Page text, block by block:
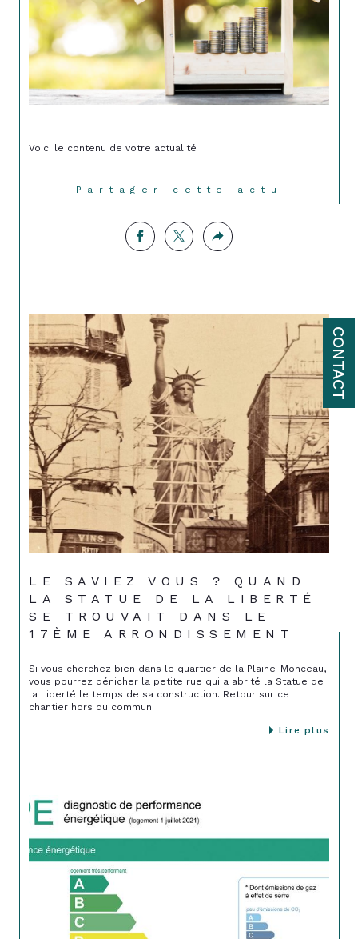
CONTACT
Voici le contenu de votre actualité !
Partager cette actu
LE SAVIEZ VOUS ? QUAND
LA STATUE DE LA LIBERTÉ
SE TROUVAIT DANS LE
17ÈME ARRONDISSEMENT
Si vous cherchez bien dans le quartier de la Plaine-Monceau,
vous pourrez dénicher la petite rue qui a abrité la Statue de
la Liberté le temps de sa construction. Retour sur ce
chantier hors du commun.
Lire plus